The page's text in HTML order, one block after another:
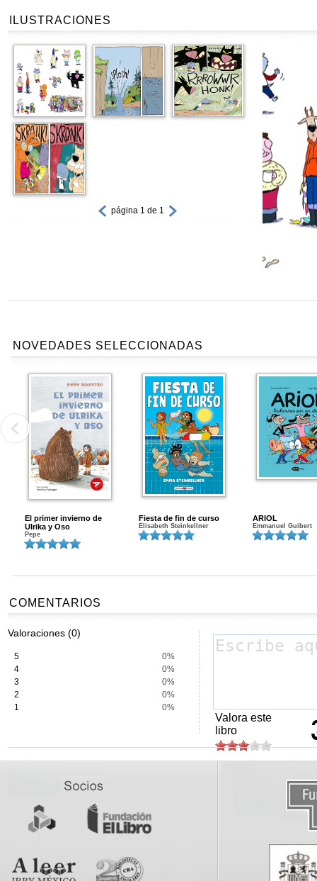
ILUSTRACIONES
página 1 de 1
NOVEDADES SELECCIONADAS
El primer invierno de
Ulrika y Oso
Pepe
Fiesta de fin de curso
Elisabeth Steinkellner
ARIOL
Emmanuel Guibert
COMENTARIOS
Valoraciones (0)
5
0%
4
0%
3
0%
2
0%
1
0%
Valora este
libro